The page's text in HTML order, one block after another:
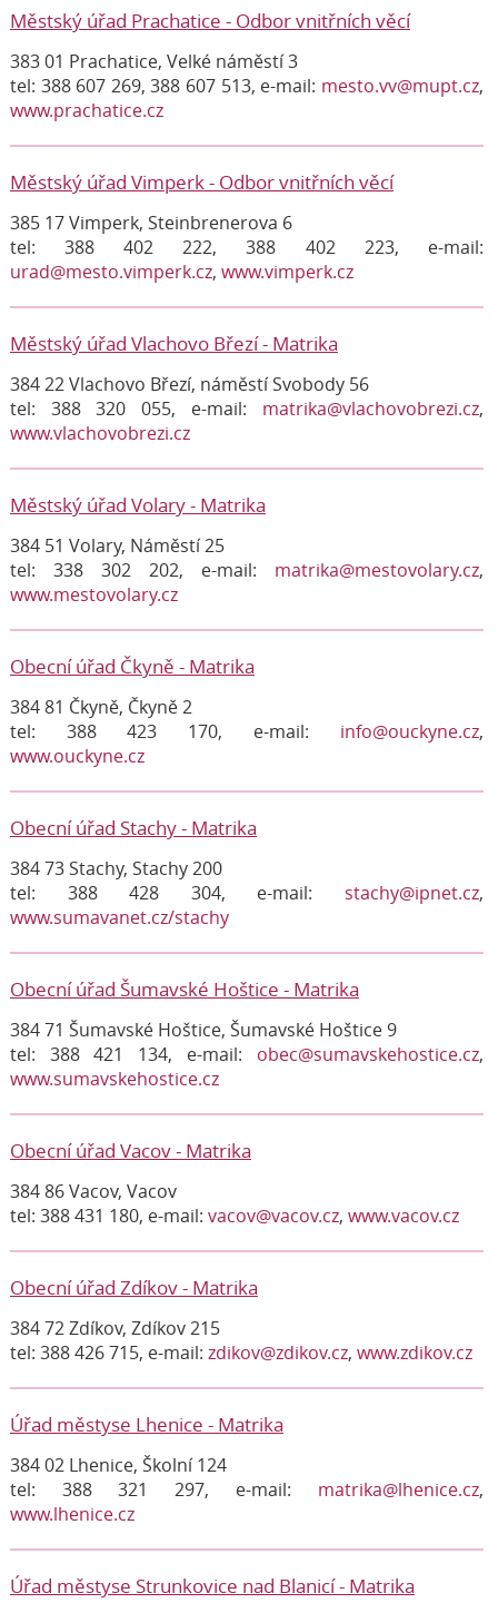
Městský úřad Prachatice - Odbor vnitřních věcí
383 01 Prachatice, Velké náměstí 3
tel: 388 607 269, 388 607 513, e-mail: mesto.vv@mupt.cz,
www.prachatice.cz
Městský úřad Vimperk - Odbor vnitřních věcí
385 17 Vimperk, Steinbrenerova 6
tel: 388 402 222, 388 402 223, e-mail:
urad@mesto.vimperk.cz, www.vimperk.cz
Městský úřad Vlachovo Březí - Matrika
384 22 Vlachovo Březí, náměstí Svobody 56
tel: 388 320 055, e-mail: matrika@vlachovobrezi.cz,
www.vlachovobrezi.cz
Městský úřad Volary - Matrika
384 51 Volary, Náměstí 25
tel: 338 302 202, e-mail: matrika@mestovolary.cz,
www.mestovolary.cz
Obecní úřad Čkyně - Matrika
384 81 Čkyně, Čkyně 2
tel: 388 423 170, e-mail: info@ouckyne.cz,
www.ouckyne.cz
Obecní úřad Stachy - Matrika
384 73 Stachy, Stachy 200
tel: 388 428 304, e-mail: stachy@ipnet.cz,
www.sumavanet.cz/stachy
Obecní úřad Šumavské Hoštice - Matrika
384 71 Šumavské Hoštice, Šumavské Hoštice 9
tel: 388 421 134, e-mail: obec@sumavskehostice.cz,
www.sumavskehostice.cz
Obecní úřad Vacov - Matrika
384 86 Vacov, Vacov
tel: 388 431 180, e-mail: vacov@vacov.cz, www.vacov.cz
Obecní úřad Zdíkov - Matrika
384 72 Zdíkov, Zdíkov 215
tel: 388 426 715, e-mail: zdikov@zdikov.cz, www.zdikov.cz
Úřad městyse Lhenice - Matrika
384 02 Lhenice, Školní 124
tel: 388 321 297, e-mail: matrika@lhenice.cz,
www.lhenice.cz
Úřad městyse Strunkovice nad Blanicí - Matrika